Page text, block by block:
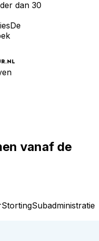
dan 30
De
vanaf de
StortingSubadministratie